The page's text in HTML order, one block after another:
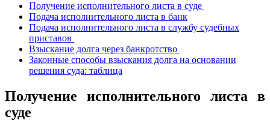
Получение исполнительного листа в суде
Подача исполнительного листа в банк
Подача исполнительного листа в службу судебных
приставов
Взыскание долга через банкротство
Законные способы взыскания долга на основании
решения суда: таблица
Получение исполнительного листа в
суде